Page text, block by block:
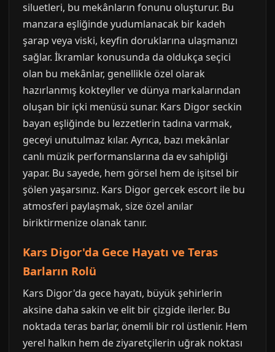
siluetleri, bu mekânların fonunu oluşturur. Bu
manzara eşliğinde yudumlanacak bir kadeh
şarap veya viski, keyfin doruklarına ulaşmanızı
sağlar. İkramlar konusunda da oldukça seçici
olan bu mekânlar, genellikle özel olarak
hazırlanmış kokteyller ve dünya markalarından
oluşan bir içki menüsü sunar. Kars Digor seckin
bayan eşliğinde bu lezzetlerin tadına varmak,
geceyi unutulmaz kılar. Ayrıca, bazı mekânlar
canlı müzik performanslarına da ev sahipliği
yapar. Bu sayede, hem görsel hem de işitsel bir
şölen yaşarsınız. Kars Digor gercek escort ile bu
atmosferi paylaşmak, size özel anılar
biriktirmenize olanak tanır.
Kars Digor'da Gece Hayatı ve Teras
Barların Rolü
Kars Digor'da gece hayatı, büyük şehirlerin
aksine daha sakin ve elit bir çizgide ilerler. Bu
noktada teras barlar, önemli bir rol üstlenir. Hem
yerel halkın hem de ziyaretçilerin uğrak noktası